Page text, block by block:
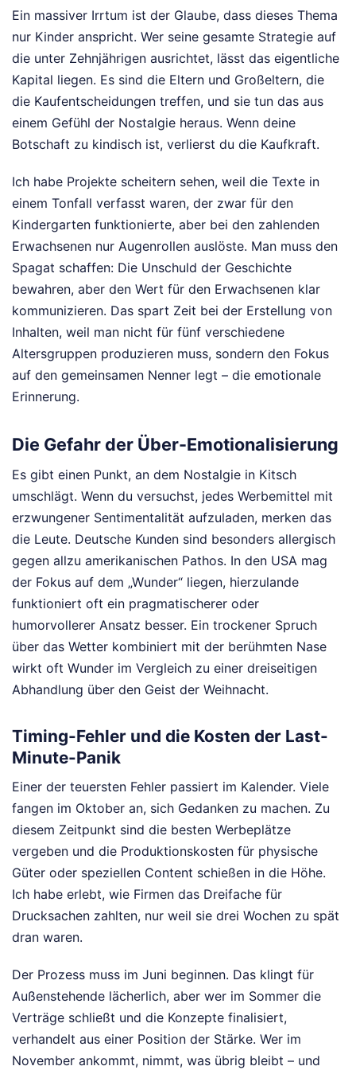
Ein massiver Irrtum ist der Glaube, dass dieses Thema
nur Kinder anspricht. Wer seine gesamte Strategie auf
die unter Zehnjährigen ausrichtet, lässt das eigentliche
Kapital liegen. Es sind die Eltern und Großeltern, die
die Kaufentscheidungen treffen, und sie tun das aus
einem Gefühl der Nostalgie heraus. Wenn deine
Botschaft zu kindisch ist, verlierst du die Kaufkraft.
Ich habe Projekte scheitern sehen, weil die Texte in
einem Tonfall verfasst waren, der zwar für den
Kindergarten funktionierte, aber bei den zahlenden
Erwachsenen nur Augenrollen auslöste. Man muss den
Spagat schaffen: Die Unschuld der Geschichte
bewahren, aber den Wert für den Erwachsenen klar
kommunizieren. Das spart Zeit bei der Erstellung von
Inhalten, weil man nicht für fünf verschiedene
Altersgruppen produzieren muss, sondern den Fokus
auf den gemeinsamen Nenner legt – die emotionale
Erinnerung.
Die Gefahr der Über-Emotionalisierung
Es gibt einen Punkt, an dem Nostalgie in Kitsch
umschlägt. Wenn du versuchst, jedes Werbemittel mit
erzwungener Sentimentalität aufzuladen, merken das
die Leute. Deutsche Kunden sind besonders allergisch
gegen allzu amerikanischen Pathos. In den USA mag
der Fokus auf dem „Wunder“ liegen, hierzulande
funktioniert oft ein pragmatischerer oder
humorvollerer Ansatz besser. Ein trockener Spruch
über das Wetter kombiniert mit der berühmten Nase
wirkt oft Wunder im Vergleich zu einer dreiseitigen
Abhandlung über den Geist der Weihnacht.
Timing-Fehler und die Kosten der Last-
Minute-Panik
Einer der teuersten Fehler passiert im Kalender. Viele
fangen im Oktober an, sich Gedanken zu machen. Zu
diesem Zeitpunkt sind die besten Werbeplätze
vergeben und die Produktionskosten für physische
Güter oder speziellen Content schießen in die Höhe.
Ich habe erlebt, wie Firmen das Dreifache für
Drucksachen zahlten, nur weil sie drei Wochen zu spät
dran waren.
Der Prozess muss im Juni beginnen. Das klingt für
Außenstehende lächerlich, aber wer im Sommer die
Verträge schließt und die Konzepte finalisiert,
verhandelt aus einer Position der Stärke. Wer im
November ankommt, nimmt, was übrig bleibt – und